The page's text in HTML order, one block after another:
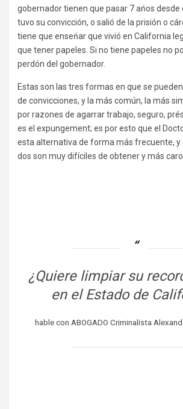
gobernador tienen que pasar 7 ańos desde
tuvo su convicción, o salió de la prisión o
tiene que enseńar que vivió en California
que tener papeles. Si no tiene papeles no
perdón del gobernador.
Estas son las tres formas en que se
de convicciones, y la más común, la más
por razones de agarrar trabajo, seguro,
es el expungement; es por esto que el
esta alternativa de forma más frecuente, y
dos son muy difíciles de obtener y más
¿Quiere limpiar su
en el Estado de
hable con ABOGADO Criminalista